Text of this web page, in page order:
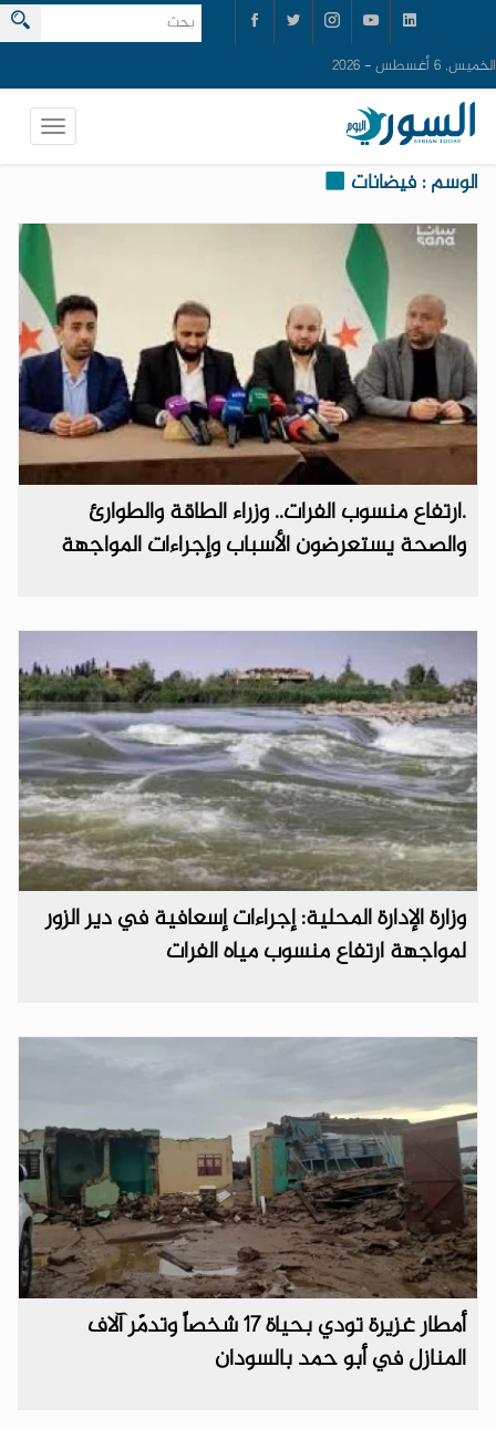
الخميس, 6 أغسطس - 2026
الوسم : فيضانات
.ارتفاع منسوب الفرات.. وزراء الطاقة والطوارئ
والصحة يستعرضون الأسباب وإجراءات المواجهة
وزارة الإدارة المحلية: إجراءات إسعافية في دير الزور
لمواجهة ‏ارتفاع منسوب مياه الفرات ‏ ‎ ‎
أمطار غزيرة تودي بحياة 17 شخصاً وتدمّر آلاف
المنازل في أبو حمد بالسودان